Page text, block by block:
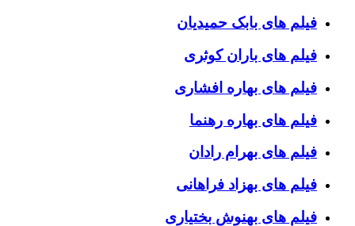
فیلم های بابک حمیدیان
فیلم های باران کوثری
فیلم های بهاره افشاری
فیلم های بهاره رهنما
فیلم های بهرام رادان
فیلم های بهزاد فراهانی
فیلم های بهنوش بختیاری